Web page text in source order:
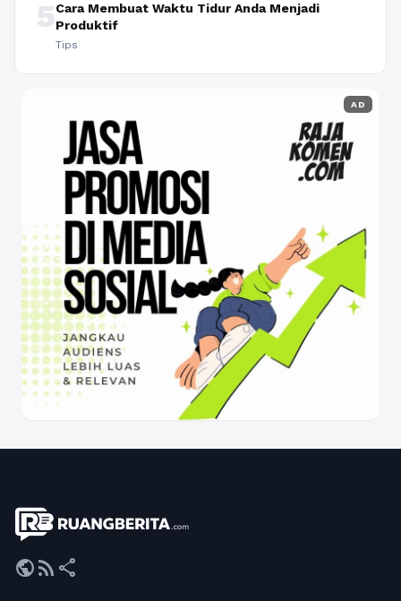
5Cara Membuat Waktu Tidur Anda Menjadi
Produktif
Tips
AD
publicrss_feed share